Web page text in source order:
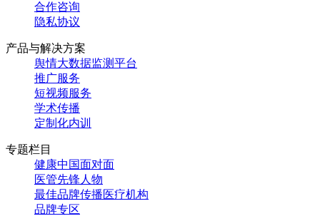
合作咨询
隐私协议
产品与解决方案
舆情大数据监测平台
推广服务
短视频服务
学术传播
定制化内训
专题栏目
健康中国面对面
医管先锋人物
最佳品牌传播医疗机构
品牌专区